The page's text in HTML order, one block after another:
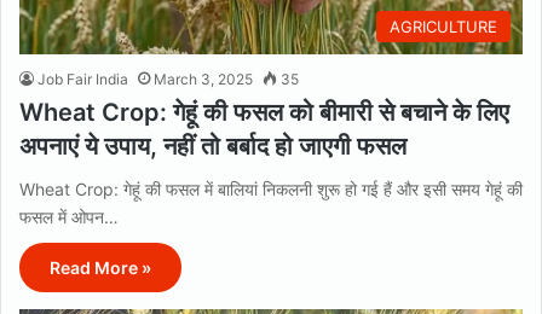
AGRICULTURE
Job Fair India March 3, 2025 35
Wheat Crop: गेहूं की फसल को बीमारी से बचाने के लिए
अपनाएं ये उपाय, नहीं तो बर्बाद हो जाएगी फसल
Wheat Crop: गेहूं की फसल में बालियां निकलनी शुरू हो गई हैं और इसी समय गेहूं की
फसल में ओपन…
Read More »